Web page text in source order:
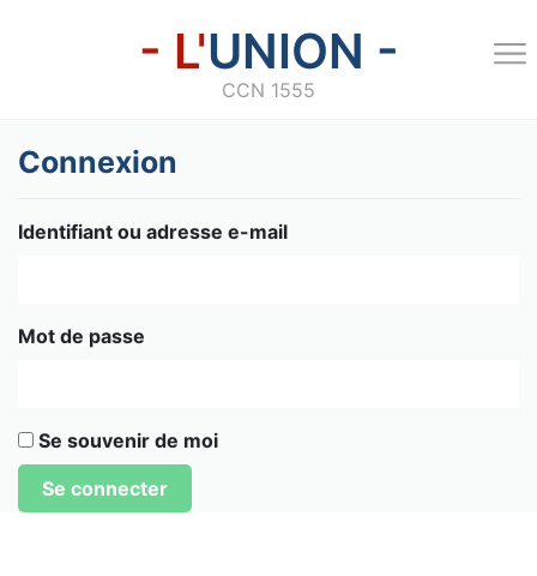
- L'UNION -
CCN 1555
Connexion
Identifiant ou adresse e-mail
Mot de passe
Se souvenir de moi